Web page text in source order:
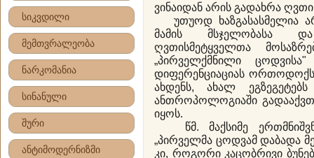
სიკვდილი
მემთვრალეობა
ნარკომანია
სინანული
შური
ანტიმოდერნიზმი
ვინაიდან არის გადახრა
უთუოდ ხაზგასასმელია
მამის მსჯელობასა
ღვთისმეტყველთა
„პირველქმნილი ცოდვისა"
დიფერენციაციას
ახდენს, ახალ
ანთროპოლოგიაში
იყოს.
წმ. მაქსიმე
„პირველმა ცოდვამ დაბადა
კი, როგორი კაცობრივი